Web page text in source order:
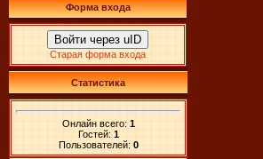
Форма входа
Войти через uID
Старая форма входа
Статистика
Онлайн всего: 1
Гостей: 1
Пользователей: 0